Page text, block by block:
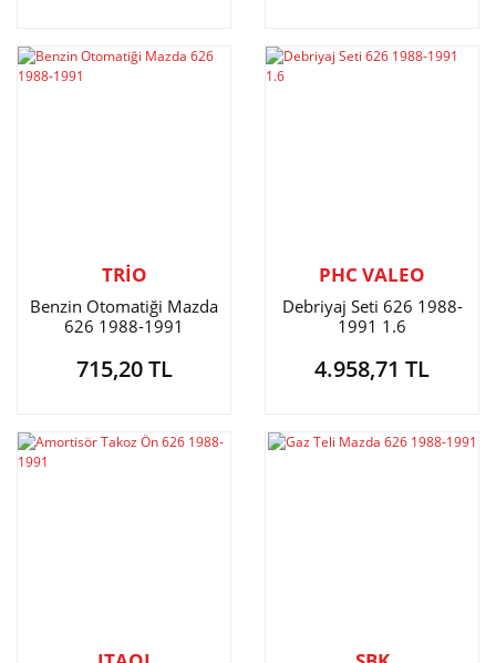
TRİO
Benzin Otomatiği Mazda
626 1988-1991
715,20 TL
PHC VALEO
Debriyaj Seti 626 1988-
1991 1.6
4.958,71 TL